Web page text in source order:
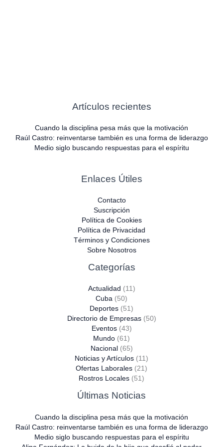
Artículos recientes
Cuando la disciplina pesa más que la motivación
Raúl Castro: reinventarse también es una forma de liderazgo
Medio siglo buscando respuestas para el espíritu
Enlaces Útiles
Contacto
Suscripción
Política de Cookies
Política de Privacidad
Términos y Condiciones
Sobre Nosotros
Categorías
Actualidad (11)
Cuba (50)
Deportes (51)
Directorio de Empresas(50)
Eventos(43)
Mundo (61)
Nacional (65)
Noticias y Artículos (11)
Ofertas Laborales (21)
Rostros Locales (51)
Últimas Noticias
Cuando la disciplina pesa más que la motivación
Raúl Castro: reinventarse también es una forma de liderazgo
Medio siglo buscando respuestas para el espíritu